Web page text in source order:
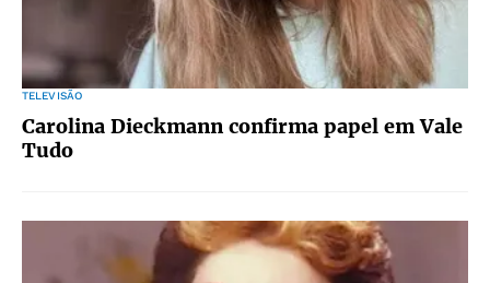
TELEVISÃO
Carolina Dieckmann confirma papel em Vale
Tudo